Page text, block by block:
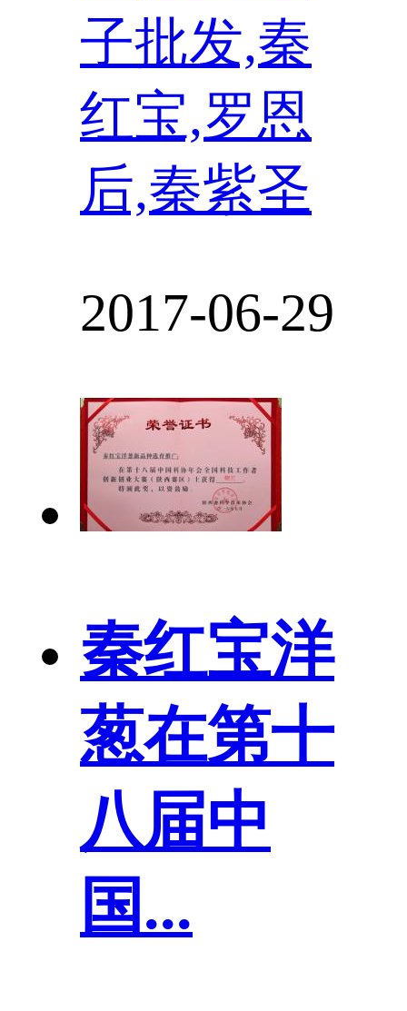
子批发,秦
红宝,罗恩
后,秦紫圣
2017-06-29
秦红宝洋
葱在第十
八届中
国...